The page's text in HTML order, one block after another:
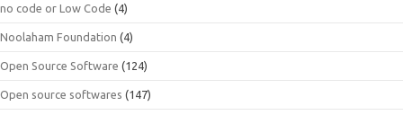
no code or Low Code (4)
Noolaham Foundation (4)
Open Source Software (124)
Open source softwares (147)